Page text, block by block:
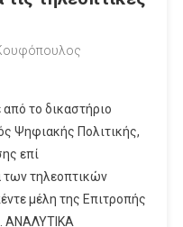
το δικαστήριο
Ψηφιακής Πολιτικής,
επί
των τηλεοπτικών
μέλη της Επιτροπής
ΑΝΑΛΥΤΙΚΑ